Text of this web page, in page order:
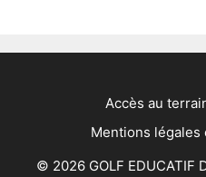
Accès au
Mentions
© 2026 GOLF EDUCATIF